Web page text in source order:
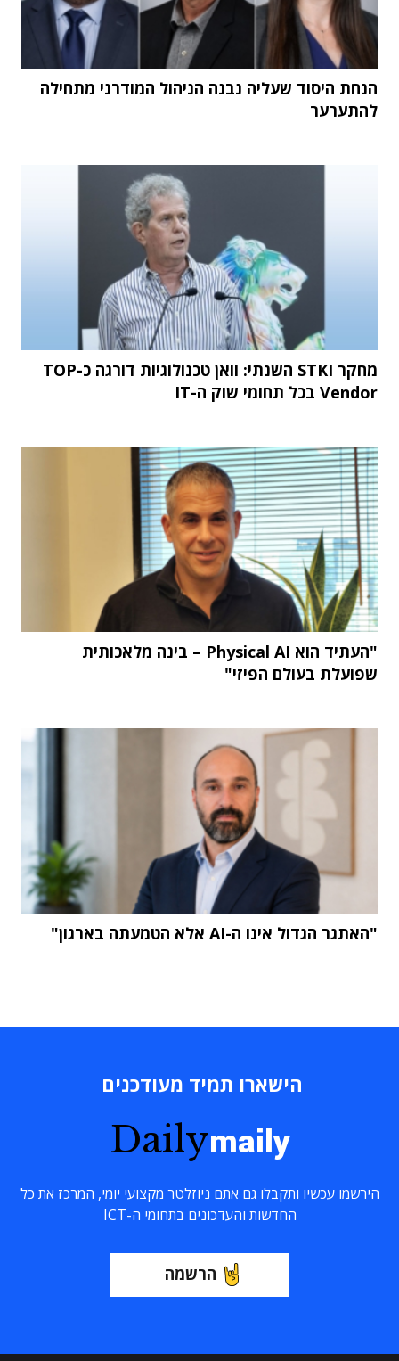
הנחת היסוד שעליה נבנה הניהול המודרני מתחילה
להתערער
מחקר STKI השנתי: וואן טכנולוגיות דורגה כ-TOP
Vendor בכל תחומי שוק ה-IT
"העתיד הוא Physical AI – בינה מלאכותית
שפועלת בעולם הפיזי"
"האתגר הגדול אינו ה-AI אלא הטמעתה בארגון"
הישארו תמיד מעודכנים
Dailymaily
הירשמו עכשיו ותקבלו גם אתם ניוזלטר מקצועי יומי, המרכז את כל
החדשות והעדכונים בתחומי ה-ICT
הרשמה